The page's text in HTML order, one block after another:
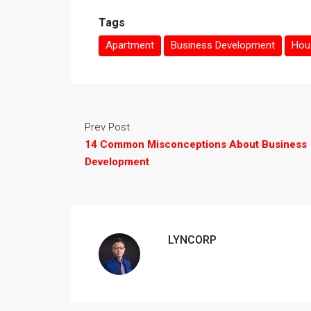
Tags
Apartment Business Development
Prev Post
14 Common Misconceptions About Business
Development
LYNCORP